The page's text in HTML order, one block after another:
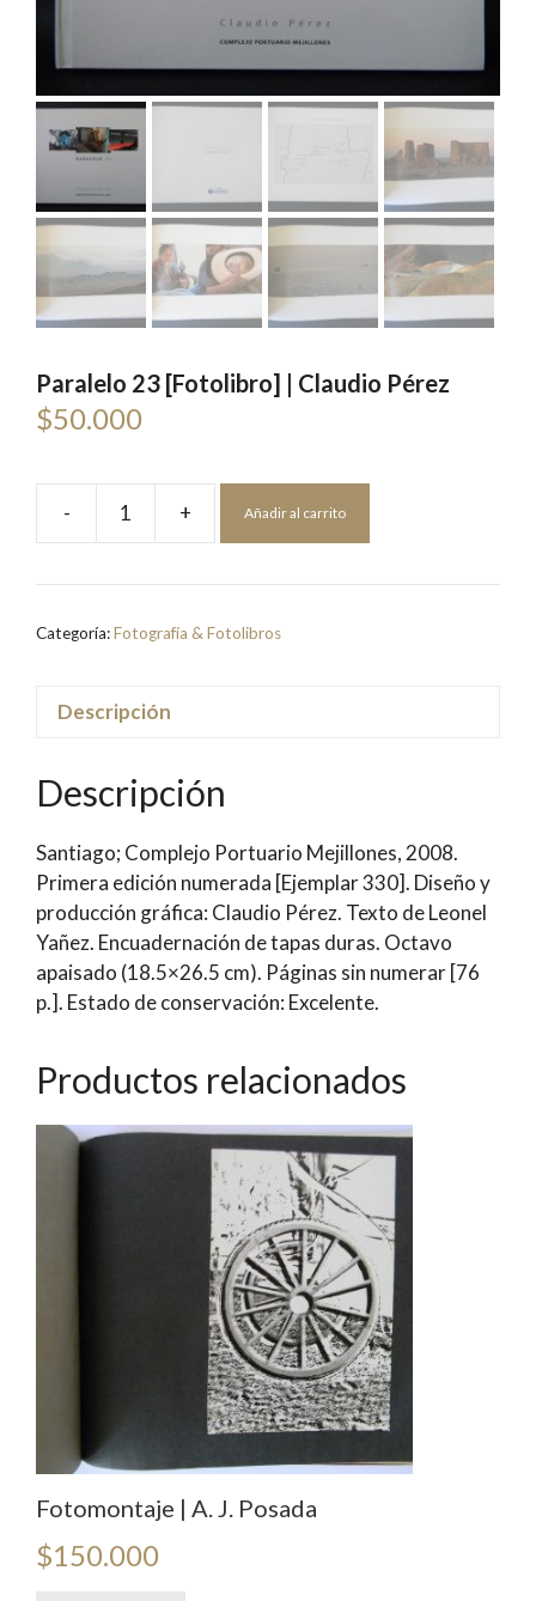
Paralelo 23 [Fotolibro] | Claudio Pérez
$50.000
-
Paralelo
[Fotolibro]
Claudio
+ Añadir al carrito
Categoría:Fotografía & Fotolibros
Descripción
Descripción
Santiago; Complejo Portuario Mejillones, 2008.
Primera edición numerada [Ejemplar 330]. Diseño y
producción gráfica: Claudio Pérez. Texto de Leonel
Yañez. Encuadernación de tapas duras. Octavo
apaisado (18.5×26.5 cm). Páginas sin numerar [76
p.]. Estado de conservación: Excelente.
Productos relacionados
Fotomontaje | A. J. Posada
$150.000